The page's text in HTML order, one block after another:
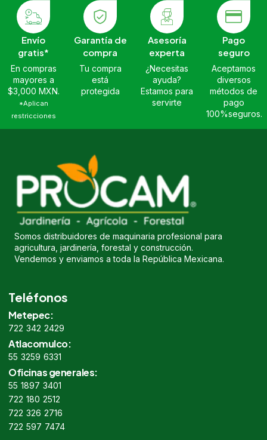
Envío
gratis*
En compras
mayores a
$3,000 MXN.
*Aplican
restricciones
Garantía de
compra
Tu compra
está
protegida
Asesoría
experta
¿Necesitas
ayuda?
Estamos para
servirte
Pago
seguro
Aceptamos
diversos
métodos de
pago
100%seguros.
Somos distribuidores de maquinaria profesional para
agricultura, jardinería, forestal y construcción.
Vendemos y enviamos a toda la República Mexicana.
Teléfonos
Metepec:
722 342 2429
Atlacomulco:
55 3259 6331
Oficinas generales:
55 1897 3401
722 180 2512
722 326 2716
722 597 7474